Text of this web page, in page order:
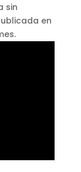
sin
en